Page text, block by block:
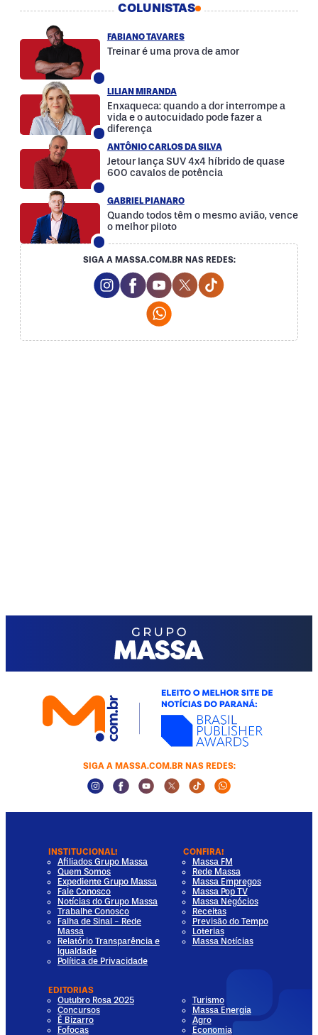
COLUNISTAS
FABIANO TAVARES
Treinar é uma prova de amor
LILIAN MIRANDA
Enxaqueca: quando a dor interrompe a
vida e o autocuidado pode fazer a
diferença
ANTÔNIO CARLOS DA SILVA
Jetour lança SUV 4x4 híbrido de quase
600 cavalos de potência
GABRIEL PIANARO
Quando todos têm o mesmo avião, vence
o melhor piloto
SIGA A MASSA.COM.BR NAS REDES:
Instagram Social Media
Facebook Social Media
Youtube Social Media
Twitter Social Media
Tiktok Social
SIGA A MASSA.COM.BR NAS REDES:
Instagram Social Media
Facebook Social Media
Youtube Social Media
Twitter Social Media
Tiktok Social Media
Whatsapp
INSTITUCIONAL!
Afiliados Grupo Massa
Quem Somos
Expediente Grupo Massa
Fale Conosco
Notícias do Grupo Massa
Trabalhe Conosco
Falha de Sinal - Rede
Massa
Relatório Transparência e
Igualdade
Política de Privacidade
CONFIRA!
Massa FM
Rede Massa
Massa Empregos
Massa Pop TV
Massa Negócios
Receitas
Previsão do Tempo
Loterias
Massa Notícias
EDITORIAS
Outubro Rosa 2025
Concursos
É Bizarro
Fofocas
Turismo
Massa Energia
Agro
Economia